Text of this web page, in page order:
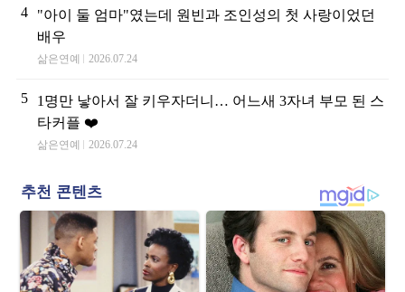
4
"아이 둘 엄마"였는데 원빈과 조인성의 첫 사랑이었던
배우
삶은연예 2026.07.24
5
1명만 낳아서 잘 키우자더니… 어느새 3자녀 부모 된 스
타커플 ❤️
삶은연예 2026.07.24